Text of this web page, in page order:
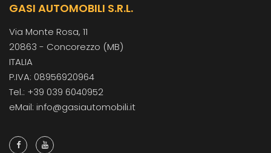
GASI AUTOMOBILI S.R.L.
Via Monte Rosa, 11
20863 - Concorezzo (MB)
ITALIA
P.IVA: 08956920964
Tel.: +39 039 6040952
eMail: info@gasiautomobili.it